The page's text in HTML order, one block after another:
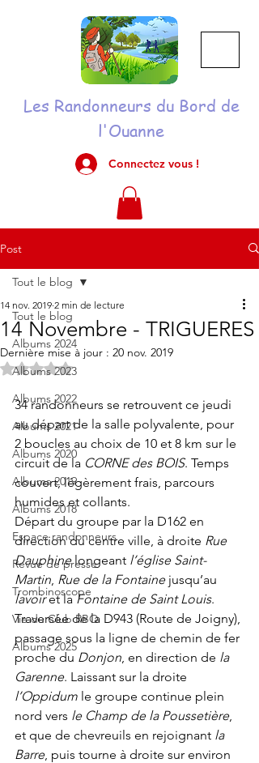
Les Randonneurs du Bord de
l'Ouanne
Connectez vous !
Post
Tout le blog
Albums 2024
Albums 2023
Albums 2022
Albums 2021
Albums 2020
Albums 2019
Albums 2018
Espace randonneurs
Revue de presse
Trombinoscope
Vie du Club RBO
Albums 2025
Tout le blog
14 Novembre - TRIGUERES
14 nov. 2019 2 min de lecture
Dernière mise à jour : 20 nov. 2019
Noté NaN étoiles sur 5.
34 randonneurs se retrouvent ce jeudi
au départ de la salle polyvalente, pour
2 boucles au choix de 10 et 8 km sur le
circuit de la CORNE des BOIS. Temps
couvert, légèrement frais, parcours
humides et collants.
Départ du groupe par la D162 en
direction du centre ville, à droite Rue
Dauphine longeant l’église Saint-
Martin Rue de la Fontaine jusqu’au
lavoir et la Fontaine de Saint Louis.
Traversée de la D943 (Route de Joigny),
passage sous la ligne de chemin de fer
proche du Donjon , en direction de la
Garenne. Laissant sur la droite
l’Oppidum le groupe continue plein
nord vers le Champ de la Poussetière,
et que de chevreuils en rejoignant la
Barre, puis tourne à droite sur environ